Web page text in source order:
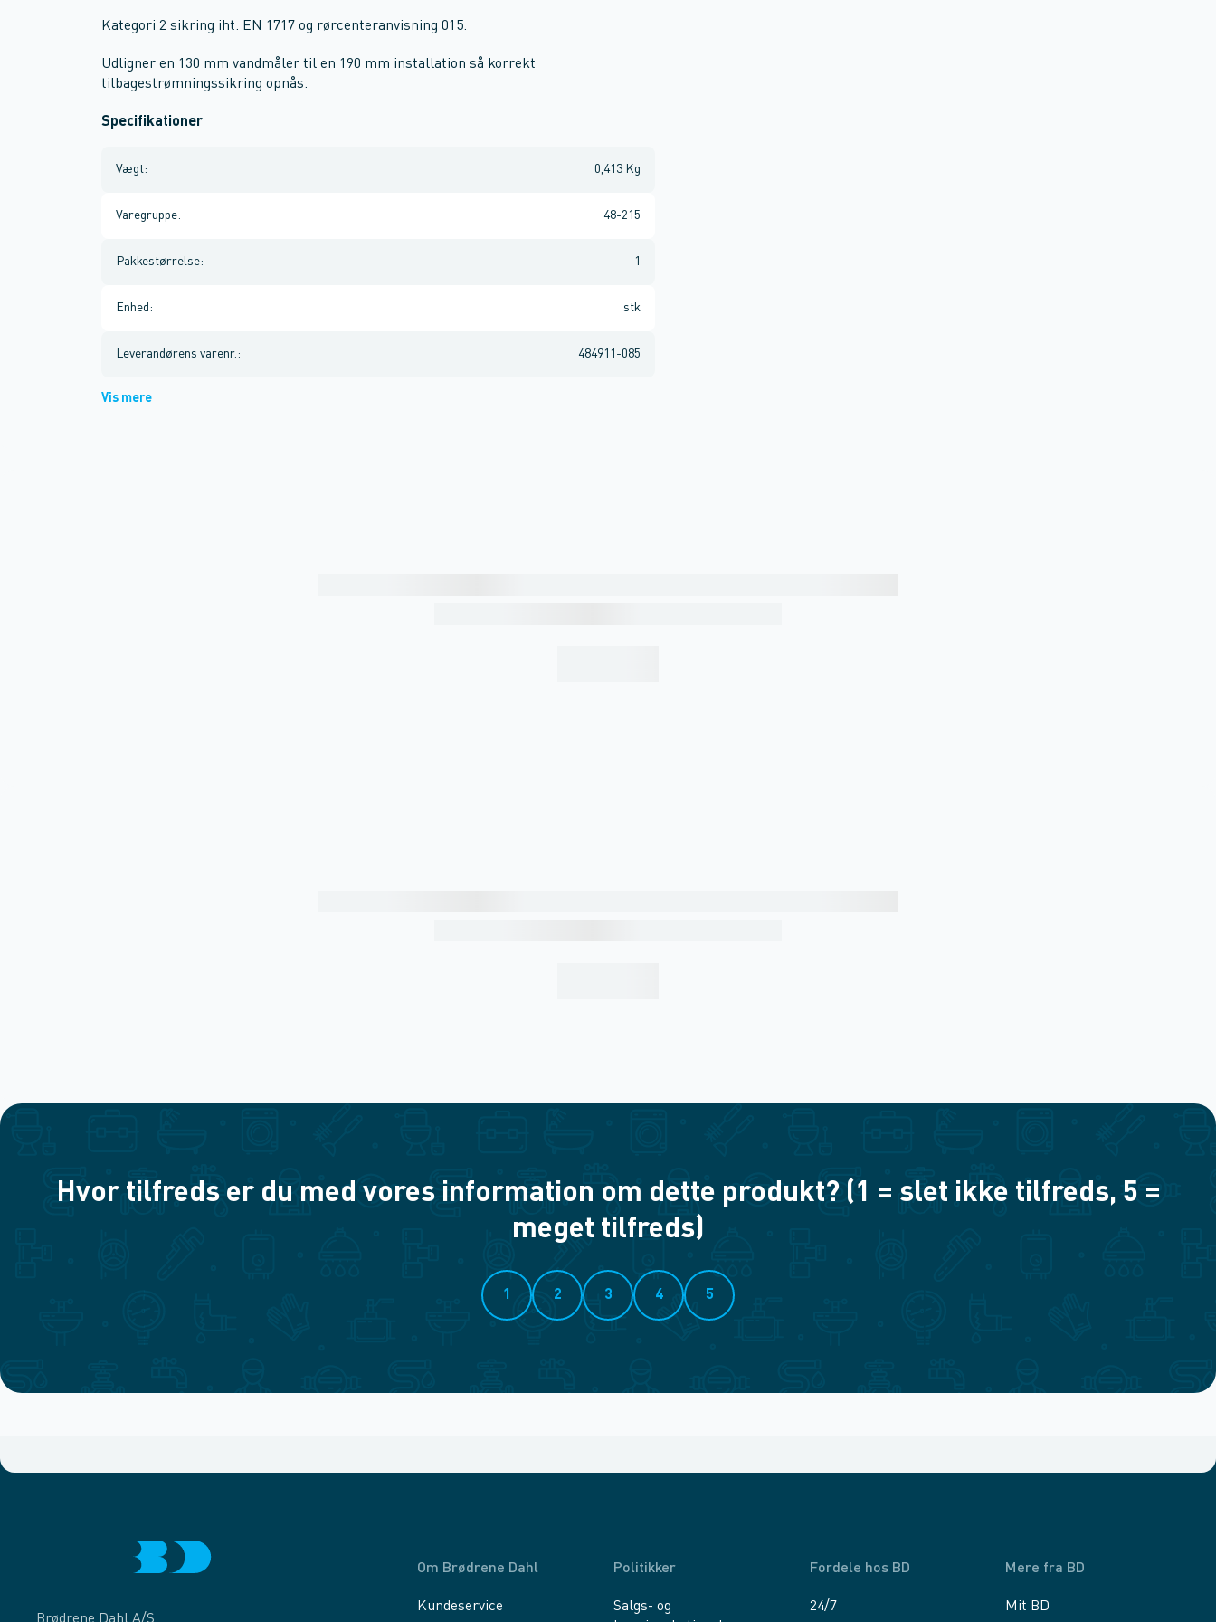
Kategori 2 sikring iht. EN 1717 og rørcenteranvisning 015.
Udligner en 130 mm vandmåler til en 190 mm installation så korrekt
tilbagestrømningssikring opnås.
Specifikationer
Vægt: 0,413 Kg
Varegruppe: 48-215
Pakkestørrelse: 1
Enhed : stk
Leverandørens varenr. : 484911-085
Vis mere
Hvor tilfreds er du med vores information om dette produkt? (1 = slet ikke tilfreds, 5 =
meget tilfreds)
1 2 3 4 5
Om Brødrene Dahl
Kundeservice
Politikker
Salgs- og
Fordele hos BD
24/7
Mere fra BD
Mit BD